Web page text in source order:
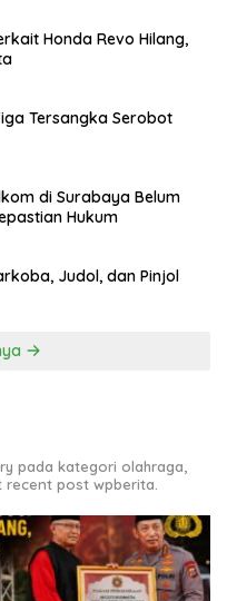
Honda Revo Hilang,
Tersangka Serobot
di Surabaya Belum
Hukum
Judol, dan Pinjol
pada kategori olahraga,
recent post wpberita.